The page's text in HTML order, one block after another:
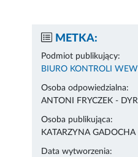
METKA:
Podmiot publikujący:
BIURO KONTROLI
Osoba odpowiedzialna:
ANTONI FRYCZEK -
Osoba publikująca:
KATARZYNA GADOCHA
Data wytworzenia: